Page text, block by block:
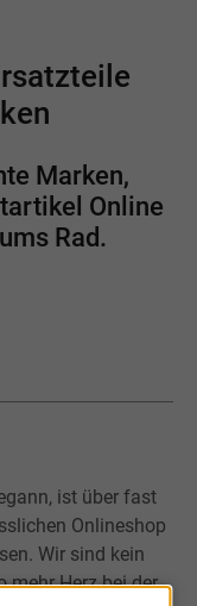
Marken,
Online
Rad.
ist über fast
Onlineshop
Wir sind kein
mehr Herz bei der